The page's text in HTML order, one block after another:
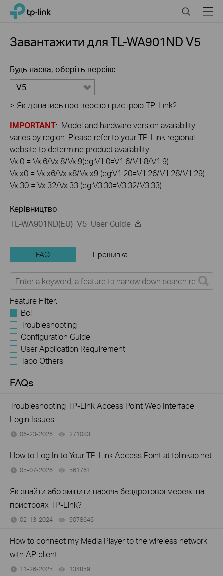
Click
navigation
TP-Link, Reliably Smart SearchMenu
Завантажити дляTL-WA901NDV5
Будь ласка, оберіть версію:
V5
> Як дізнатись про версію пристрою TP-Link?
IMPORTANT: Model and hardware version availability
varies by region. Please refer to your TP-Link regional
website to determine product availability.
Vx.0 = Vx.6/Vx.8/Vx.9(eg:V1.0=V1.6/V1.8/V1.9)
Vx.x0 = Vx.x6/Vx.x8/Vx.x9 (eg:V1.20=V1.26/V1.28/V1.29)
Vx.30 = Vx.32/Vx.33 (eg:V3.30=V3.32/V3.33)
Керівництво
TL-WA901ND(EU)_V5_User Guide
FAQ Прошивка
Feature Filter:
Всі
Troubleshooting
Configuration Guide
User Application Requirement
Tapo Others
FAQs
Troubleshooting TP-Link Access Point Web Interface
Login Issues
06-23-2026 271083
How to Log In to Your TP-Link Access Point at tplinkap.net
05-07-2026 561761
Як знайти або змінити пароль бездротової мережі на
пристроях TP-Link?
02-13-2024 9078646
How to connect my Media Player to the wireless network
with AP client
11-26-2025 134859